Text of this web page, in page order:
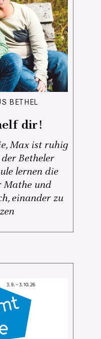
BETHEL
dir!
Max ist ruhig
Betheler
lernen die
Mathe und
einander zu